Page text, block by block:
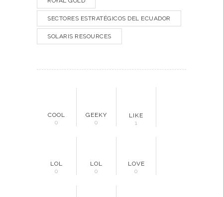
SECTORES ESTRATÉGICOS DEL ECUADOR
SOLARIS RESOURCES
COOL
0
GEEKY
0
LIKE
1
LOL
0
LOL
0
LOVE
0